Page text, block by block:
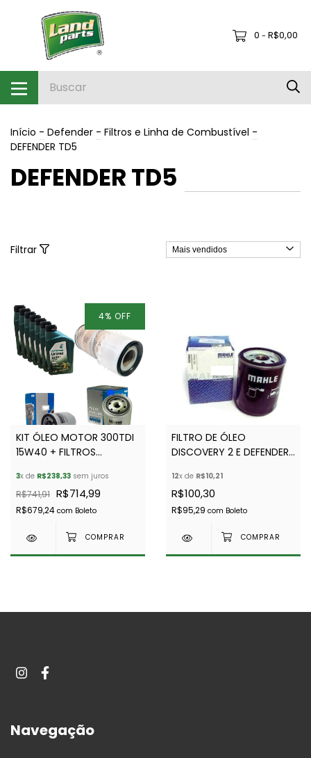
0 - R$0,00
Início - Defender - Filtros e Linha de Combustível -
DEFENDER TD5
DEFENDER TD5
Filtrar
4% OFF
KIT ÓLEO MOTOR 300TDI
15W40 + FILTROS
3x de R$238,33 sem juros
R$741,91 R$714,99
R$679,24 com Boleto
FILTRO DE ÓLEO
DISCOVERY 2 E DEFENDER
12x de R$10,21
R$100,30
R$95,29 com Boleto
Navegação